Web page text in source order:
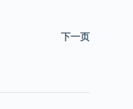
下一页